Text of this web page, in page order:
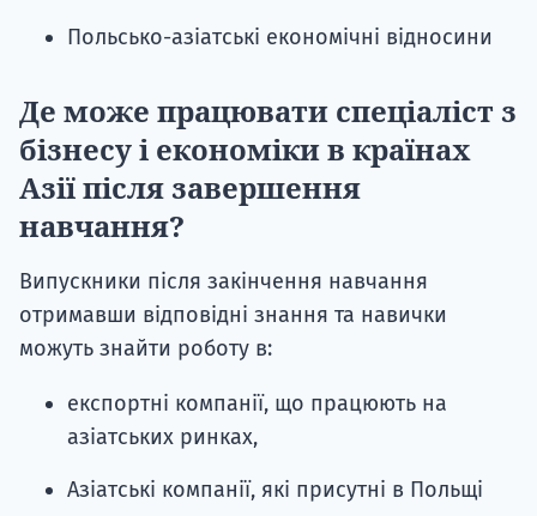
Польсько-азіатські економічні відносини
Де може працювати спеціаліст з
бізнесу і економіки в країнах
Азії після завершення
навчання?
Випускники після закінчення навчання
отримавши відповідні знання та навички
можуть знайти роботу в:
експортні компанії, що працюють на
азіатських ринках,
Азіатські компанії, які присутні в Польщі